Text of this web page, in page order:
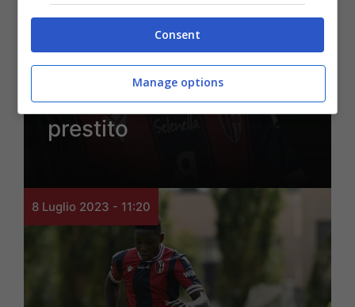
Mattia Pagliuca rinnova
e lascia Bologna in
prestito
8 Luglio 2023 - 11:20
Consent
Manage options